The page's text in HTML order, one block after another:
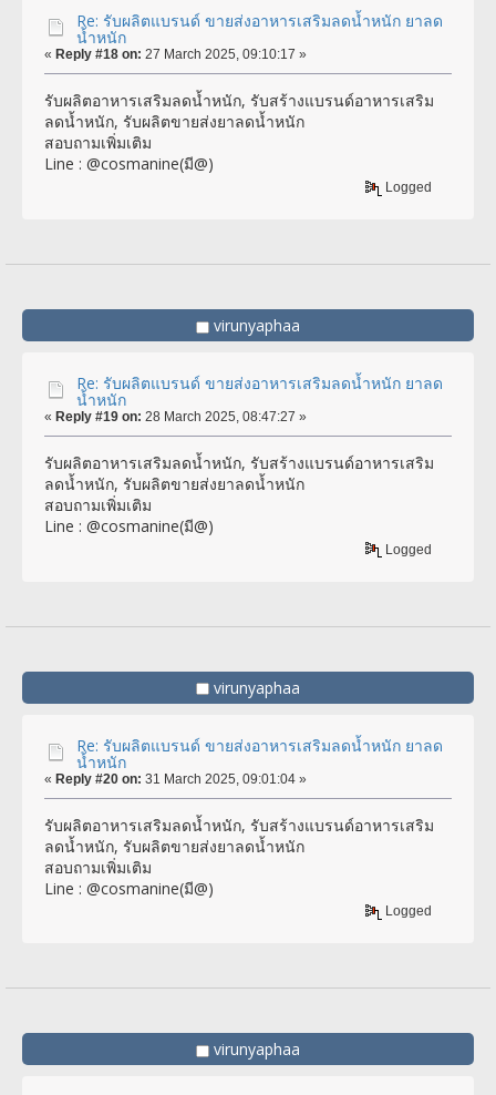
Re: รับผลิตแบรนด์ ขายส่งอาหารเสริมลดน้ำหนัก ยาลด
น้ำหนัก
« Reply #18 on: 27 March 2025, 09:10:17 »
รับผลิตอาหารเสริมลดน้ำหนัก, รับสร้างแบรนด์อาหารเสริม
ลดน้ำหนัก, รับผลิตขายส่งยาลดน้ำหนัก
สอบถามเพิ่มเติม
Line : @cosmanine(มี@)
Logged
virunyaphaa
Re: รับผลิตแบรนด์ ขายส่งอาหารเสริมลดน้ำหนัก ยาลด
น้ำหนัก
« Reply #19 on: 28 March 2025, 08:47:27 »
รับผลิตอาหารเสริมลดน้ำหนัก, รับสร้างแบรนด์อาหารเสริม
ลดน้ำหนัก, รับผลิตขายส่งยาลดน้ำหนัก
สอบถามเพิ่มเติม
Line : @cosmanine(มี@)
Logged
virunyaphaa
Re: รับผลิตแบรนด์ ขายส่งอาหารเสริมลดน้ำหนัก ยาลด
น้ำหนัก
« Reply #20 on: 31 March 2025, 09:01:04 »
รับผลิตอาหารเสริมลดน้ำหนัก, รับสร้างแบรนด์อาหารเสริม
ลดน้ำหนัก, รับผลิตขายส่งยาลดน้ำหนัก
สอบถามเพิ่มเติม
Line : @cosmanine(มี@)
Logged
virunyaphaa